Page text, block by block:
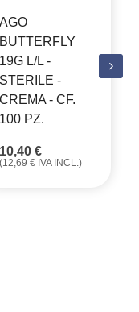
AGO
BUTTERFLY
19G L/L -
STERILE -
CREMA - CF.
100 PZ.
10,40 €
(12,69 € IVA INCL.)